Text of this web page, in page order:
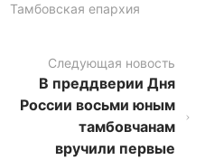
Тамбовская епархия
Следующая новость
В преддверии Дня
России восьми юным
тамбовчанам
вручили первые